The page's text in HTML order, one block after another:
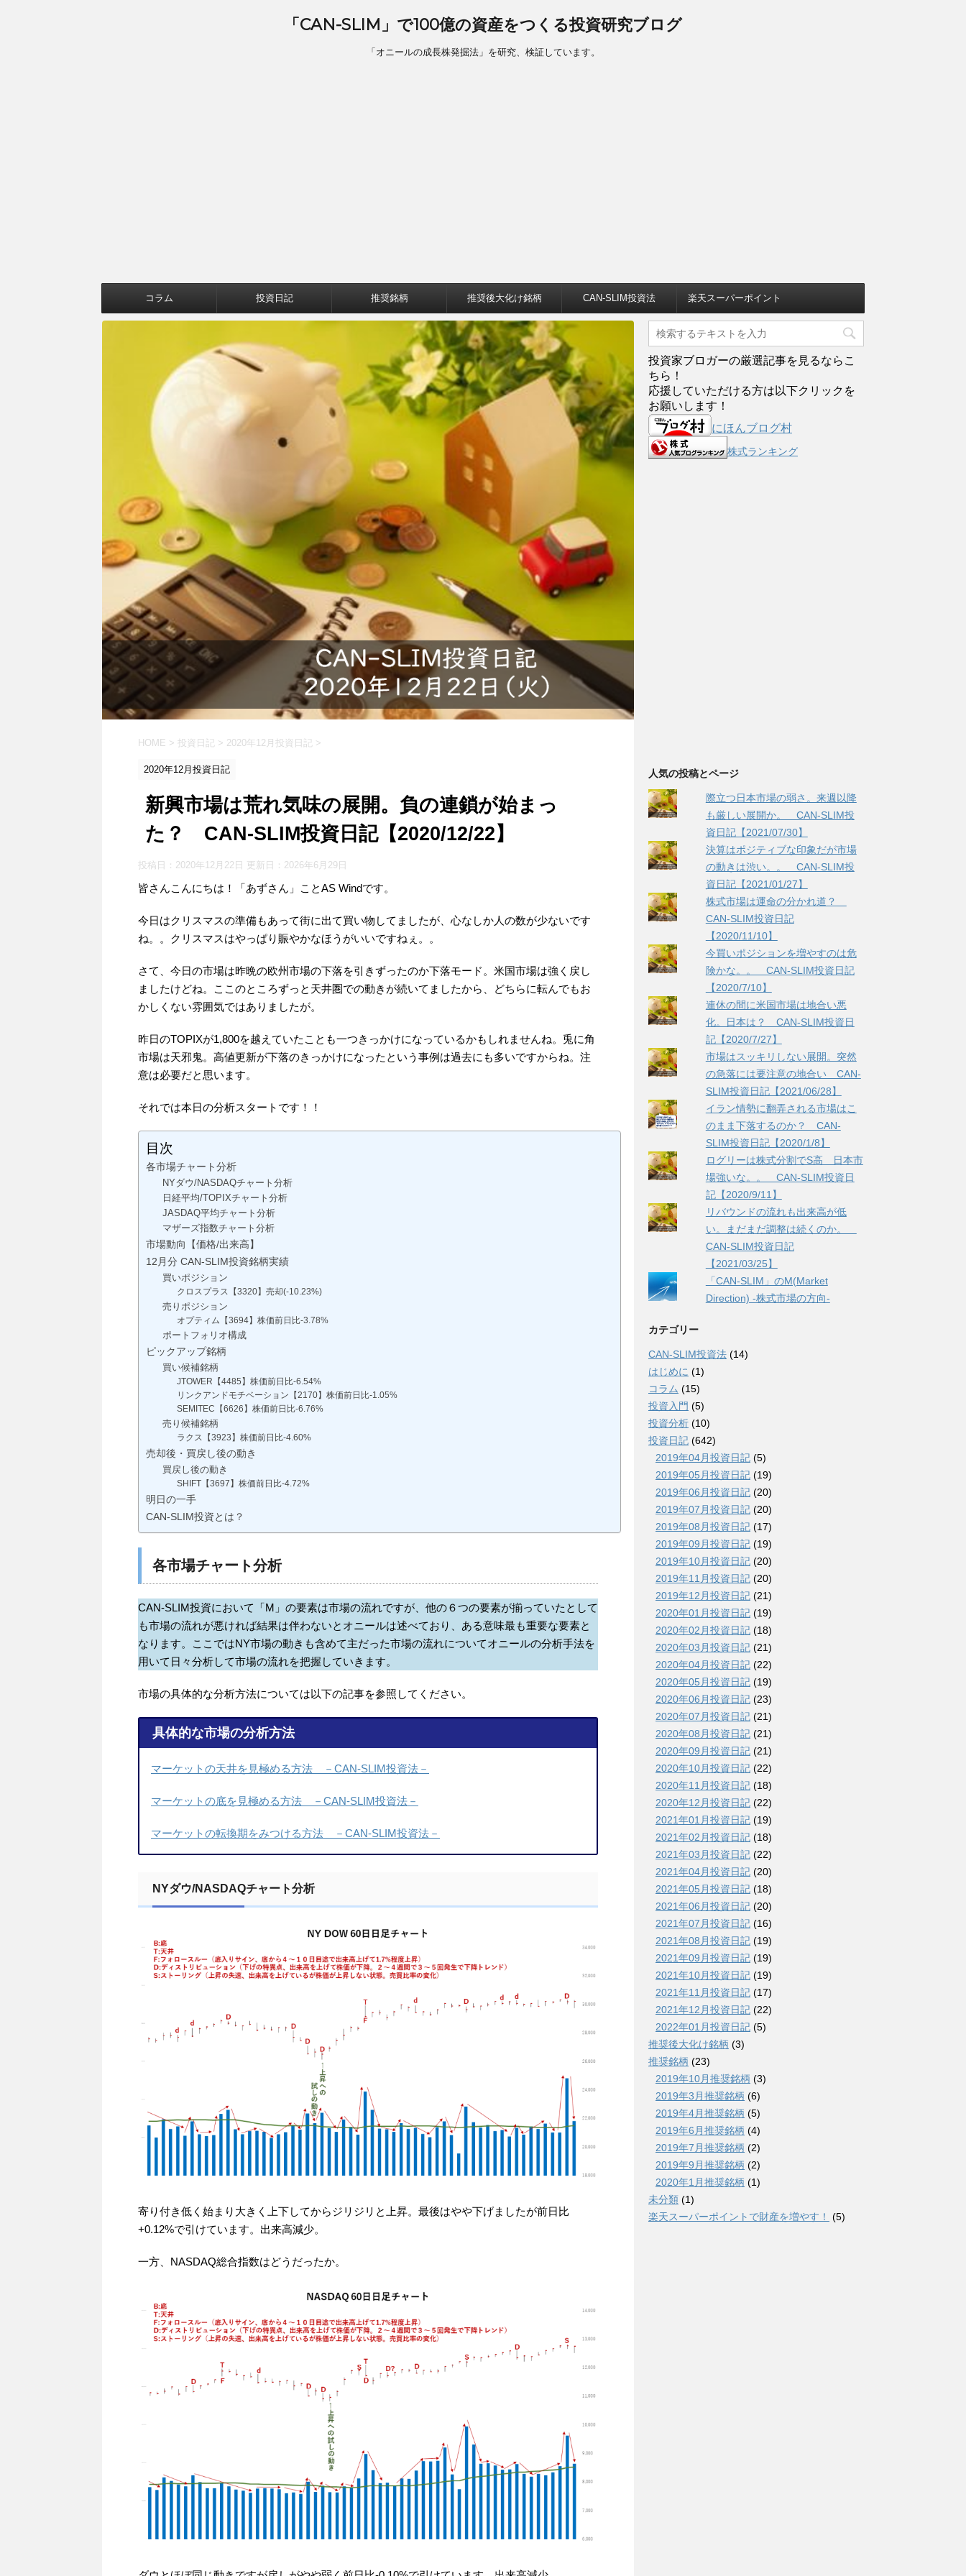
「CAN-SLIM」で100億の資産をつくる投資研究ブログ
「オニールの成長株発掘法」を研究、検証しています。
コラム 投資日記 推奨銘柄 推奨後大化け銘柄 CAN-SLIM投資法 楽天スーパーポイント
HOME > 投資日記 > 2020年12月投資日記 >
2020年12月投資日記
新興市場は荒れ気味の展開。負の連鎖が始まっ
た？ CAN-SLIM投資日記【2020/12/22】
投稿日：2020年12月22日 更新日： 2026年6月29日
皆さんこんにちは！「あずさん」ことAS Windです。
今日はクリスマスの準備もあって街に出て買い物してましたが、心なしか人の数が少ないです
ね。。クリスマスはやっぱり賑やかなほうがいいですねぇ。。
さて、今日の市場は昨晩の欧州市場の下落を引きずったのか下落モード。米国市場は強く戻し
ましたけどね。ここのところずっと天井圏での動きが続いてましたから、どちらに転んでもお
かしくない雰囲気ではありましたが。
昨日のTOPIXが1,800を越えていたことも一つきっかけになっているかもしれませんね。兎に角
市場は天邪鬼。高値更新が下落のきっかけになったという事例は過去にも多いですからね。注
意は必要だと思います。
それでは本日の分析スタートです！！
目次
各市場チャート分析
NYダウ/NASDAQチャート分析
日経平均/TOPIXチャート分析
JASDAQ平均チャート分析
マザーズ指数チャート分析
市場動向【価格/出来高】
12月分 CAN-SLIM投資銘柄実績
買いポジション
クロスプラス【3320】売却(-10.23%)
売りポジション
オプティム【3694】株価前日比-3.78%
ポートフォリオ構成
ピックアップ銘柄
買い候補銘柄
JTOWER【4485】株価前日比-6.54%
リンクアンドモチベーション【2170】株価前日比-1.05%
SEMITEC【6626】株価前日比-6.76%
売り候補銘柄
ラクス【3923】株価前日比-4.60%
売却後・買戻し後の動き
買戻し後の動き
SHIFT【3697】株価前日比-4.72%
明日の一手
CAN-SLIM投資とは？
各市場チャート分析
CAN-SLIM投資において「M」の要素は市場の流れですが、他の６つの要素が揃っていたとして
も市場の流れが悪ければ結果は伴わないとオニールは述べており、ある意味最も重要な要素と
なります。ここではNY市場の動きも含めて主だった市場の流れについてオニールの分析手法を
用いて日々分析して市場の流れを把握していきます。
市場の具体的な分析方法については以下の記事を参照してください。
具体的な市場の分析方法
マーケットの天井を見極める方法 －CAN-SLIM投資法－
マーケットの底を見極める方法 －CAN-SLIM投資法－
マーケットの転換期をみつける方法 －CAN-SLIM投資法－
NYダウ/NASDAQチャート分析
寄り付き低く始まり大きく上下してからジリジリと上昇。最後はやや下げましたが前日比
+0.12%で引けています。出来高減少。
一方、NASDAQ総合指数はどうだったか。
投資家ブロガーの厳選記事を見るならこ
ちら！
応援していただける方は以下クリックを
お願いします！
にほんブログ村
株式ランキング
人気の投稿とページ
際立つ日本市場の弱さ。来週以降
も厳しい展開か。 CAN-SLIM投
資日記【2021/07/30】
決算はポジティブな印象だが市場
の動きは渋い。。 CAN-SLIM投
資日記【2021/01/27】
株式市場は運命の分かれ道？
CAN-SLIM投資日記
【2020/11/10】
今買いポジションを増やすのは危
険かな。。 CAN-SLIM投資日記
【2020/7/10】
連休の間に米国市場は地合い悪
化。日本は？ CAN-SLIM投資日
記【2020/7/27】
市場はスッキリしない展開。突然
の急落には要注意の地合い CAN-
SLIM投資日記【2021/06/28】
イラン情勢に翻弄される市場はこ
のまま下落するのか？ CAN-
SLIM投資日記【2020/1/8】
ログリーは株式分割でS高 日本市
場強いな。。 CAN-SLIM投資日
記【2020/9/11】
リバウンドの流れも出来高が低
い。まだまだ調整は続くのか。
CAN-SLIM投資日記
【2021/03/25】
「CAN-SLIM」のM(Market
Direction) -株式市場の方向-
カテゴリー
CAN-SLIM投資法 (14)
はじめに (1)
コラム (15)
投資入門 (5)
投資分析 (10)
投資日記 (642)
2019年04月投資日記 (5)
2019年05月投資日記 (19)
2019年06月投資日記 (20)
2019年07月投資日記 (20)
2019年08月投資日記 (17)
2019年09月投資日記 (19)
2019年10月投資日記 (20)
2019年11月投資日記 (20)
2019年12月投資日記 (21)
2020年01月投資日記 (19)
2020年02月投資日記 (18)
2020年03月投資日記 (21)
2020年04月投資日記 (22)
2020年05月投資日記 (19)
2020年06月投資日記 (23)
2020年07月投資日記 (21)
2020年08月投資日記 (21)
2020年09月投資日記 (21)
2020年10月投資日記 (22)
2020年11月投資日記 (18)
2020年12月投資日記 (22)
2021年01月投資日記 (19)
2021年02月投資日記 (18)
2021年03月投資日記 (22)
2021年04月投資日記 (20)
2021年05月投資日記 (18)
2021年06月投資日記 (20)
2021年07月投資日記 (16)
2021年08月投資日記 (19)
2021年09月投資日記 (19)
2021年10月投資日記 (19)
2021年11月投資日記 (17)
2021年12月投資日記 (22)
2022年01月投資日記 (5)
推奨後大化け銘柄 (3)
推奨銘柄 (23)
2019年10月推奨銘柄 (3)
2019年3月推奨銘柄 (6)
2019年4月推奨銘柄 (5)
2019年6月推奨銘柄 (4)
2019年7月推奨銘柄 (2)
2019年9月推奨銘柄 (2)
2020年1月推奨銘柄 (1)
未分類 (1)
楽天スーパーポイントで財産を増やす！
(5)